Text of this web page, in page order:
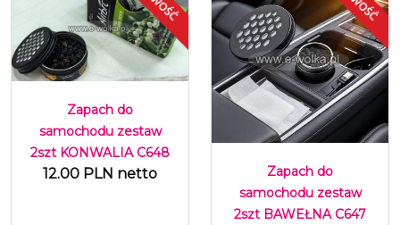
Zapach do
samochodu zestaw
2szt KONWALIA C648
12.00 PLN netto
Zapach do
samochodu zestaw
2szt BAWEŁNA C647